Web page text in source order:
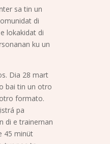
sa tin un
di
lokakidat di
ku un
Dia 28 mart
bai tin un otro
formato.
pa
di e trainernan
45 minüt